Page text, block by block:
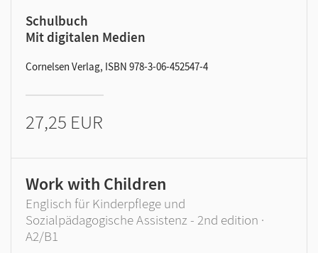
Schulbuch
Mit digitalen Medien
Cornelsen Verlag, ISBN 978-3-06-452547-4
27,25 EUR
Work with Children
Englisch für Kinderpflege und
Sozialpädagogische Assistenz - 2nd edition ·
A2/B1